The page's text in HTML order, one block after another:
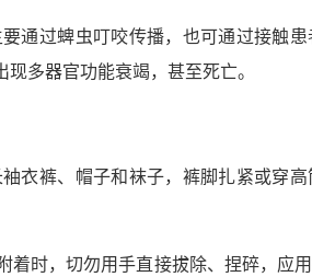
通过蜱虫叮咬传播，也可通过接触
多器官功能衰竭，甚至死亡。
衣裤、帽子和袜子，裤脚扎紧或穿
着时，切勿用手直接拔除、捏碎，应